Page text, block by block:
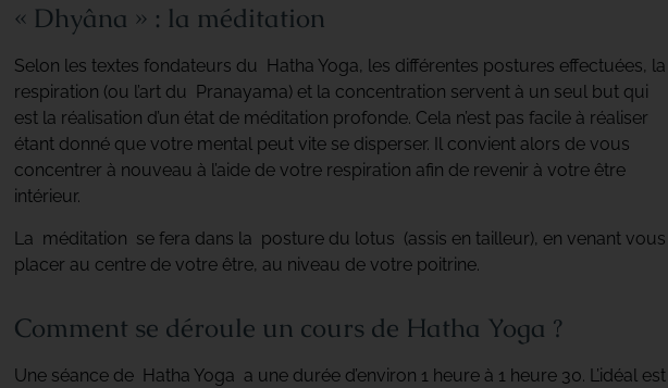
« Dhyâna » : la méditation
Selon les textes fondateurs du Hatha Yoga, les différentes postures effectuées, la
respiration (ou l’art du Pranayama) et la concentration servent à un seul but qui
est la réalisation d’un état de méditation profonde. Cela n’est pas facile à réaliser
étant donné que votre mental peut vite se disperser. Il convient alors de vous
concentrer à nouveau à l’aide de votre respiration afin de revenir à votre être
intérieur.
La méditation se fera dans la posture du lotus (assis en tailleur), en venant vous
placer au centre de votre être, au niveau de votre poitrine.
Comment se déroule un cours de Hatha Yoga ?
Une séance de Hatha Yoga a une durée d’environ 1 heure à 1 heure 30. L’idéal est